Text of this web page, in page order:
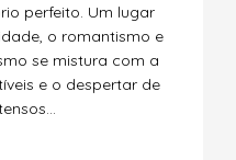
perfeito. Um lugar
o romantismo e
se mistura com a
e o despertar de